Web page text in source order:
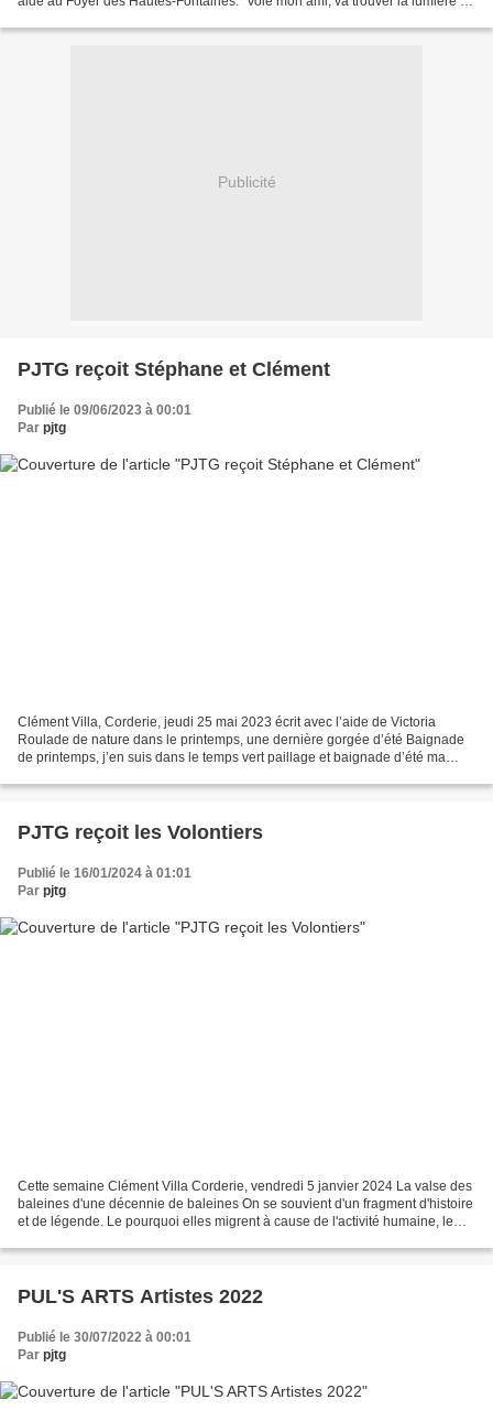
Publicité
PJTG reçoit Stéphane et Clément
Publié le 09/06/2023 à 00:01
Par pjtg
Clément Villa, Corderie, jeudi 25 mai 2023 écrit avec l’aide de Victoria
Roulade de nature dans le printemps, une dernière gorgée d’été Baignade
de printemps, j’en suis dans le temps vert paillage et baignade d’été ma
PJTG reçoit les Volontiers
Publié le 16/01/2024 à 01:01
Par pjtg
Cette semaine Clément Villa Corderie, vendredi 5 janvier 2024 La valse des
baleines d'une décennie de baleines On se souvient d'un fragment d'histoire
et de légende. Le pourquoi elles migrent à cause de l'activité humaine, le
PUL'S ARTS Artistes 2022
Publié le 30/07/2022 à 00:01
Par pjtg